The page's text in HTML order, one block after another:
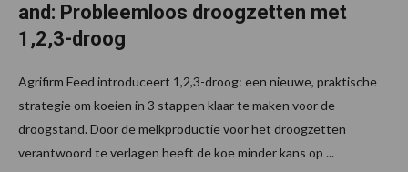
and: Probleemloos droogzetten met
1,2,3-droog
Agrifirm Feed introduceert 1,2,3-droog: een nieuwe, praktische
strategie om koeien in 3 stappen klaar te maken voor de
droogstand. Door de melkproductie voor het droogzetten
verantwoord te verlagen heeft de koe minder kans op ...